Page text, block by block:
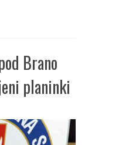
Brano
planinki